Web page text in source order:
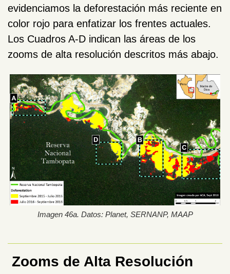
evidenciamos la deforestación más reciente en
color rojo para enfatizar los frentes actuales.
Los Cuadros A-D indican las áreas de los
zooms de alta resolución descritos más abajo.
Imagen 46a. Datos: Planet, SERNANP, MAAP
Zooms de Alta Resolución